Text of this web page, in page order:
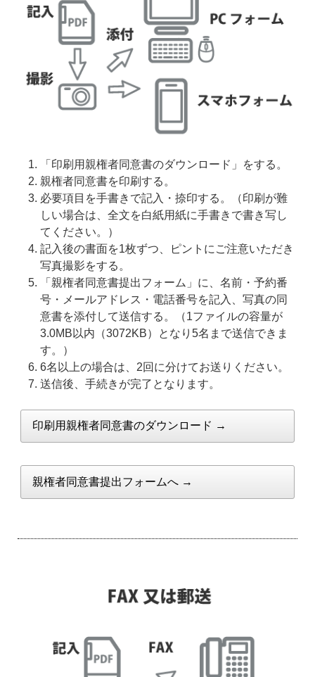
「印刷用親権者同意書のダウンロード」をする。
親権者同意書を印刷する。
必要項目を手書きで記入・捺印する。（印刷が難
しい場合は、全文を白紙用紙に手書きで書き写し
てください。）
記入後の書面を1枚ずつ、ピントにご注意いただき
写真撮影をする。
「親権者同意書提出フォーム」に、名前・予約番
号・メールアドレス・電話番号を記入、写真の同
意書を添付して送信する。（1ファイルの容量が
3.0MB以内（3072KB）となり5名まで送信できま
す。）
6名以上の場合は、2回に分けてお送りください。
送信後、手続きが完了となります。
印刷用親権者同意書のダウンロード →
親権者同意書提出フォームへ →